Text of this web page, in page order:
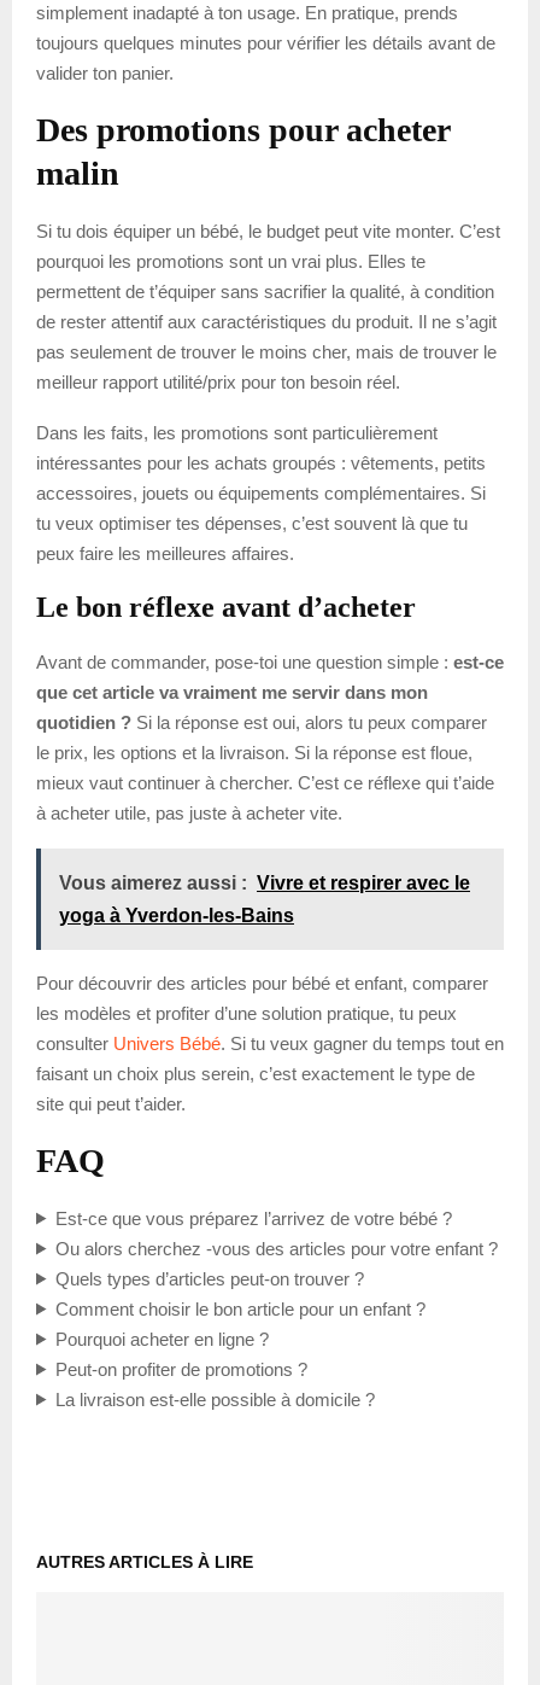
simplement inadapté à ton usage. En pratique, prends
toujours quelques minutes pour vérifier les détails avant de
valider ton panier.
Des promotions pour acheter
malin
Si tu dois équiper un bébé, le budget peut vite monter. C’est
pourquoi les promotions sont un vrai plus. Elles te
permettent de t’équiper sans sacrifier la qualité, à condition
de rester attentif aux caractéristiques du produit. Il ne s’agit
pas seulement de trouver le moins cher, mais de trouver le
meilleur rapport utilité/prix pour ton besoin réel.
Dans les faits, les promotions sont particulièrement
intéressantes pour les achats groupés : vêtements, petits
accessoires, jouets ou équipements complémentaires. Si
tu veux optimiser tes dépenses, c’est souvent là que tu
peux faire les meilleures affaires.
Le bon réflexe avant d’acheter
Avant de commander, pose-toi une question simple : est-ce
que cet article va vraiment me servir dans mon
quotidien ? Si la réponse est oui, alors tu peux comparer
le prix, les options et la livraison. Si la réponse est floue,
mieux vaut continuer à chercher. C’est ce réflexe qui t’aide
à acheter utile, pas juste à acheter vite.
Vous aimerez aussi : Vivre et respirer avec le
yoga à Yverdon-les-Bains
Pour découvrir des articles pour bébé et enfant, comparer
les modèles et profiter d’une solution pratique, tu peux
consulter Univers Bébé. Si tu veux gagner du temps tout en
faisant un choix plus serein, c’est exactement le type de
site qui peut t’aider.
FAQ
Est-ce que vous préparez l’arrivez de votre bébé ?
Ou alors cherchez -vous des articles pour votre enfant ?
Quels types d’articles peut-on trouver ?
Comment choisir le bon article pour un enfant ?
Pourquoi acheter en ligne ?
Peut-on profiter de promotions ?
La livraison est-elle possible à domicile ?
AUTRES ARTICLES À LIRE